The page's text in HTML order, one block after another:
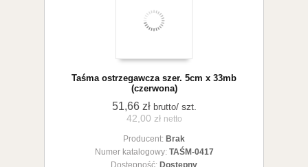
koszyka
Taśma ostrzegawcza szer. 5cm x 33mb
(czerwona)
51,66 zł brutto/ szt.
42,00 zł netto
Producent: Brak
Numer katalogowy: TAŚM-0417
Dostępność: Dostępny